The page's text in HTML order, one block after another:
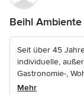
Beihl Ambiente
Seit über 45
individuelle,
Gastronomie-,
Mehr